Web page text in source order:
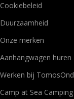
Cookiebeleid
Duurzaamheid
Onze merken
Aanhangwagen huren
Werken bij
Camp at Sea